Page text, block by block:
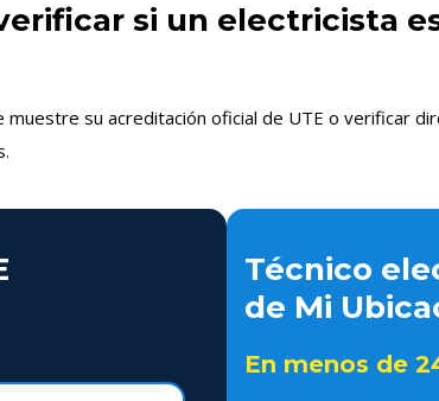
si un electricista
muestre su acreditación oficial de UTE o verificar
Técnico
de Mi
En menos de